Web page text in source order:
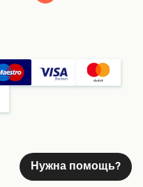
Нужна помощь?